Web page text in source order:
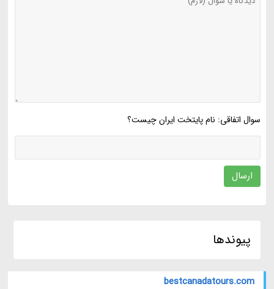
سوال اتفاقی: نام پایتخت ایران چیست؟
ارسال
پیوندها
bestcanadatours.com